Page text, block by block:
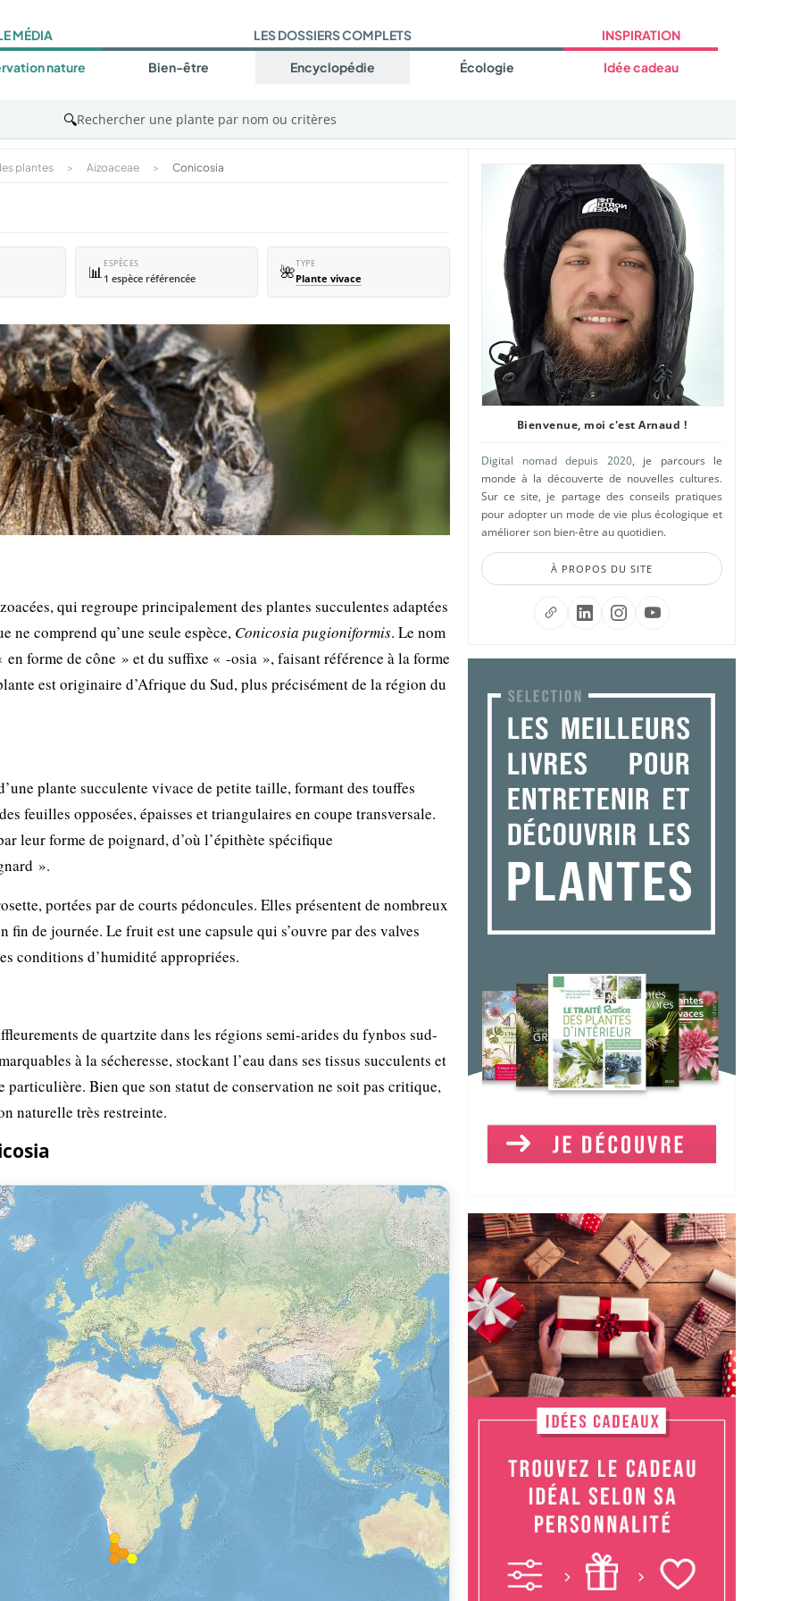
MÉDIA
nature
LES DOSSIERS COMPLETS
Bien-être Encyclopédie Écologie
INSPIRATION
Idée cadeau
🔍Rechercher une plante par nom ou critères
plantes > Aizoaceae > Conicosia
📊 ESPÈCES
1 espèce référencée 🌺TYPE
Plante vivace
qui regroupe principalement des plantes succulentes adaptées
ne comprend qu’une seule espèce, Conicosia pugioniformis. Le nom
forme de cône » et du suffixe « -osia », faisant référence à la forme
est originaire d’Afrique du Sud, plus précisément de la région du
plante succulente vivace de petite taille, formant des touffes
feuilles opposées, épaisses et triangulaires en coupe transversale.
leur forme de poignard, d’où l’épithète spécifique
».
portées par de courts pédoncules. Elles présentent de nombreux
de journée. Le fruit est une capsule qui s’ouvre par des valves
conditions d’humidité appropriées.
de quartzite dans les régions semi-arides du fynbos sud-
à la sécheresse, stockant l’eau dans ses tissus succulents et
Bien que son statut de conservation ne soit pas critique,
naturelle très restreinte.
Bienvenue, moi c'est Arnaud !
Digital nomad depuis 2020, je parcours le
monde à la découverte de nouvelles cultures.
Sur ce site, je partage des conseils pratiques
pour adopter un mode de vie plus écologique et
améliorer son bien-être au quotidien.
À PROPOS DU SITE